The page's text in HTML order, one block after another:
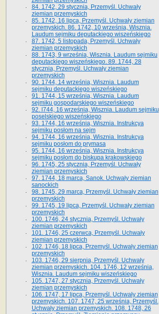
84. 1742, 29 stycznia, Przemyśl. Uchwały
ziemian przemyskich
85. 1742, 16 lipca, Przemyśl. Uchwały ziemian
przemyskich. 86. 1742, 10 września, Wisznia.
Laudum sejmiku deputackiego wiszeńskiego
87. 1742, 5 listopada, Przemyśl. Uchwały
ziemian przemyskich
88. 1743, 9 września, Wisznia. Laudum sejmiku
deputackiego wiszeńskiego. 89. 1744, 28
stycznia, Przemyśl. Uchwały ziemian
przemyskich
90. 1744, 14 września, Wisznia. Laudum
sejmiku deputackiego wiszeńskiego
91. 1744, 15 września, Wisznia. Laudum
sejmiku gospodarskiego wiszeńskiego
92. l744, 16 września, Wisznia. Laudum sejmiku
poselskiego wiszeńskiego
93. 1744, 16 września, Wisznia. Instrukcya
sejmiku posłom na sejm
94. 1744, 16 września, Wisznia. Instrukcya
sejmiku posłom do prymasa
95. 1744, 16 września, Wisznia. Instrukcya
sejmiku posłom do biskupa krakowskiego
96. 1745, 25 stycznia, Przemyśl. Uchwały
ziemian przemyskich
97. 1744, 18 marca, Sanok. Uchwały ziemian
sanockich
98. 1745, 29 marca, Przemyśl. Uchwały ziemian
przemyskich
99. 1745, 19 lipca, Przemyśl. Uchwały ziemian
przemyskich
100. 1746, 24 stycznia, Przemyśl. Uchwały
ziemian przemyskich
101. 1746, 25 czerwca, Przemyśl. Uchwały
ziemian przemyskich
102. 1746, 18 lipca, Przemyśl. Uchwały ziemian
przemyskich
103. 1746, 29 sierpnia, Przemyśl. Uchwały
ziemian przemyskich. 104. 1746, 12 września,
Wisznia. Laudum sejmiku wiszeńskiego
105. 1747, 27 stycznia, Przemyśl. Uchwały
ziemian przemyskich
106. 1747, 17 lipca, Przemyśl. Uchwały ziemian
przemyskich. 107. 1747, 25 września, Przemyśl.
Uchwały ziemian przemyskich. 108. 1748, 26